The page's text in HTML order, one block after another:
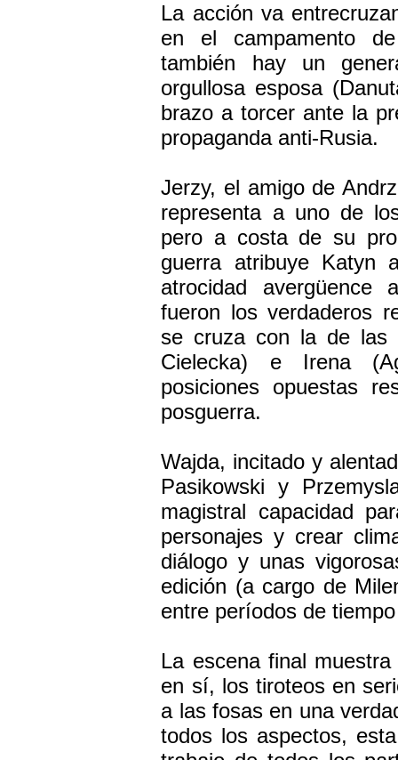
La acción va
en el campamento
también hay un
orgullosa esposa
brazo a torcer ante la
propaganda anti-Rusia.
Jerzy, el amigo de
representa a uno de
pero a costa de su
guerra atribuye
atrocidad avergüence
fueron los verdaderos
se cruza con la de las
Cielecka) e Irena
posiciones opuestas
posguerra.
Wajda, incitado y
Pasikowski y
magistral capacidad
personajes y crear
diálogo y unas
edición (a cargo de
entre períodos de
La escena final
en sí, los tiroteos en
a las fosas en una
todos los aspectos,